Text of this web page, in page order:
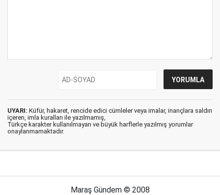
UYARI: Küfür, hakaret, rencide edici cümleler veya imalar, inançlara saldırı
içeren, imla kuralları ile yazılmamış,
Türkçe karakter kullanılmayan ve büyük harflerle yazılmış yorumlar
onaylanmamaktadır.
Maraş Gündem © 2008